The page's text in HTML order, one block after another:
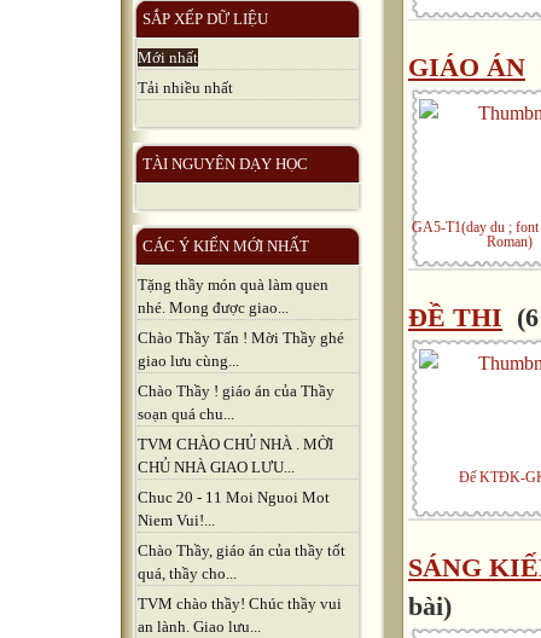
SẮP XẾP DỮ LIỆU
Mới nhất
Tải nhiều nhất
TÀI NGUYÊN DẠY HỌC
CÁC Ý KIẾN MỚI NHẤT
Tặng thầy món quà làm quen
nhé. Mong được giao...
Chào Thầy Tấn ! Mời Thầy ghé
giao lưu cùng...
Chào Thầy ! giáo án của Thầy
soạn quá chu...
TVM CHÀO CHỦ NHÀ . MỜI
CHỦ NHÀ GIAO LƯU...
Chuc 20 - 11 Moi Nguoi Mot
Niem Vui!...
Chào Thầy, giáo án của thầy tốt
quá, thầy cho...
TVM chào thầy! Chúc thầy vui
an lành. Giao lưu...
GIÁO ÁN
GA5-T1(day du ;
Roman)
ĐỀ THI
Đế KTĐK-
SÁNG
bài)